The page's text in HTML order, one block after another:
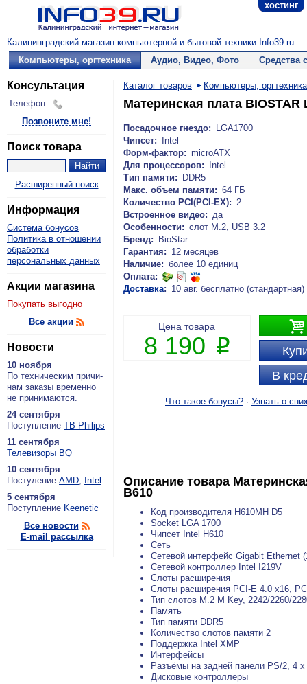
хостинг
Калининградский магазин компьютерной и бытовой техники Info39.ru
Компьютеры, оргтехника
Аудио, Видео, Фото Средства
Консультация
Телефон:
Позвоните мне!
Поиск товара
Расширенный поиск
Информация
Система бонусов
Политика в отношении
обработки
персональных данных
Акции магазина
Покупать выгодно
Все акции
Новости
10 ноября
По тех­ни­че­ским при­чи­
нам за­ка­зы вре­мен­но
не при­ни­ма­ют­ся.
24 сентября
По­ступ­ле­ние ТВ Philips
11 сентября
Теле­ви­зо­ры BQ
10 сентября
По­сту­ле­ние AMD, Intel
5 сентября
По­ступ­ле­ние Keenetic
Все новости
E-mail рассылка
Каталог товаров Компьютеры, оргтехника
Материнская плата BIOSTAR
Посадочное гнездо:
LGA1700
Чипсет:
Intel
Форм-фактор: microATX
Для процессоров:
Intel
Тип памяти:
DDR5
Макс. объем памяти: 64 ГБ
Количество PCI(PCI-EX): 2
Встроенное видео: да
Особенности: слот М.2, USB 3.2
Бренд:
BioStar
Гарантия: 12 месяцев
Наличие: более 10 единиц
Оплата:
Доставка: 10 авг. бесплатно (стандартная)

В
Цена товара
8 190 P
Что такое бонусы? · Узнать о
Описание товара
B610
Код производителя H610MH D5
Socket LGA 1700
Чипсет Intel H610
Сеть
Сетевой интерфейс Gigabit Ethernet
Сетевой контроллер Intel I219V
Слоты расширения
Слоты расширения PCI-E 4.0 x16,
Тип слотов M.2 M Key, 2242/2260/
Память
Тип памяти DDR5
Количество слотов памяти 2
Поддержка Intel XMP
Интерфейсы
Разъёмы на задней панели PS/2, 4
Дисковые контроллеры